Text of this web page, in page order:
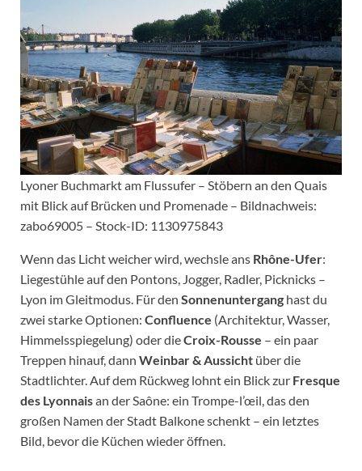
Lyoner Buchmarkt am Flussufer – Stöbern an den Quais
mit Blick auf Brücken und Promenade – Bildnachweis:
zabo69005 – Stock-ID: 1130975843
Wenn das Licht weicher wird, wechsle ans Rhône-Ufer:
Liegestühle auf den Pontons, Jogger, Radler, Picknicks –
Lyon im Gleitmodus. Für den Sonnenuntergang hast du
zwei starke Optionen: Confluence (Architektur, Wasser,
Himmelsspiegelung) oder dieCroix-Rousse – ein paar
Treppen hinauf, dann Weinbar & Aussicht über die
Stadtlichter. Auf dem Rückweg lohnt ein Blick zur Fresque
des Lyonnaisan der Saône: ein Trompe-l’œil, das den
großen Namen der Stadt Balkone schenkt – ein letztes
Bild, bevor die Küchen wieder öffnen.